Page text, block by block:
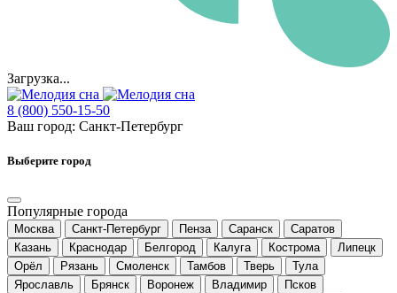
Загрузка...
8 (800) 550-15-50
Ваш город: Санкт-Петербург
Выберите город
Популярные города
Москва Санкт-Петербург Пенза Саранск
Саратов
Казань
Краснодар Белгород Калуга Кострома
Липецк
Орёл
Рязань Смоленск Тамбов Тверь
Тула
Ярославль
Брянск Воронеж Владимир
Псков